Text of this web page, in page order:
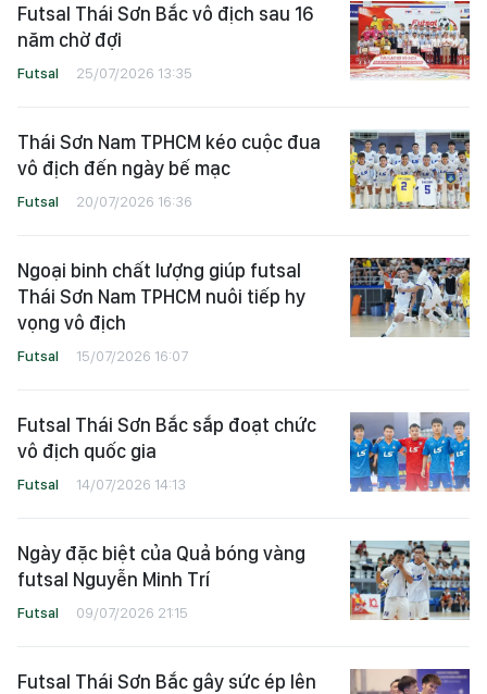
Futsal Thái Sơn Bắc vô địch sau 16
năm chờ đợi
Futsal 25/07/2026 13:35
Thái Sơn Nam TPHCM kéo cuộc đua
vô địch đến ngày bế mạc
Futsal 20/07/2026 16:36
Ngoại binh chất lượng giúp futsal
Thái Sơn Nam TPHCM nuôi tiếp hy
vọng vô địch
Futsal 15/07/2026 16:07
Futsal Thái Sơn Bắc sắp đoạt chức
vô địch quốc gia
Futsal 14/07/2026 14:13
Ngày đặc biệt của Quả bóng vàng
futsal Nguyễn Minh Trí
Futsal 09/07/2026 21:15
Futsal Thái Sơn Bắc gây sức ép lên